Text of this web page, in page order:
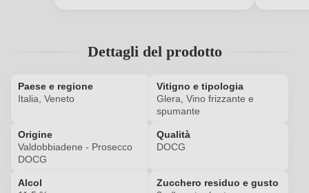
Dettagli del prodotto
Paese e regione
Italia, Veneto
Vitigno e tipologia
Glera, Vino frizzante e
spumante
Origine
Valdobbiadene - Prosecco
DOCG
Qualità
DOCG
Alcol
Zucchero residuo e gusto